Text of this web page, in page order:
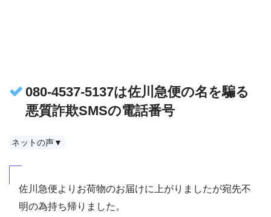
080-4537-5137は佐川急便の名を騙る
悪質詐欺SMSの電話番号
ネットの声▼
佐川急便よりお荷物のお届けに上がりましたが宛先不
明の為持ち帰りました。